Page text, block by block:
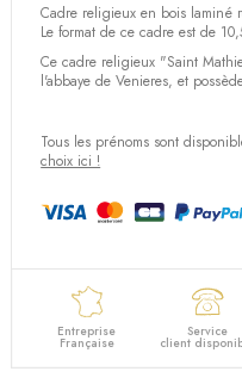
Cadre religieux en bois laminé
Le format de ce cadre est de
Ce cadre religieux "Saint
l'abbaye de Venieres, et
Tous les prénoms sont
choix ici !
Entreprise
Française
Service
client